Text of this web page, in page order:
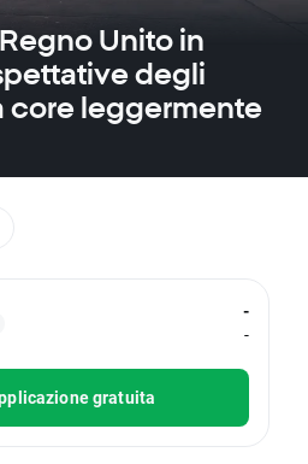
Unito in
degli
core leggermente
-
-
gratuita